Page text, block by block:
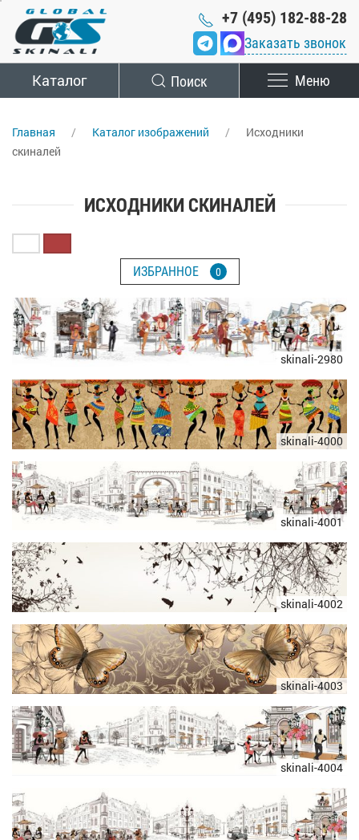
+7 (495) 182-88-28
Заказать звонок
Каталог Поиск Меню
Главная Каталог изображений
Исходники
скиналей
ИСХОДНИКИ СКИНАЛЕЙ
ИЗБРАННОЕ 0
skinali-2980
skinali-4000
skinali-4001
skinali-4002
skinali-4003
skinali-4004